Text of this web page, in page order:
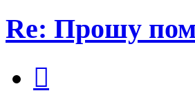
Re: Прошу